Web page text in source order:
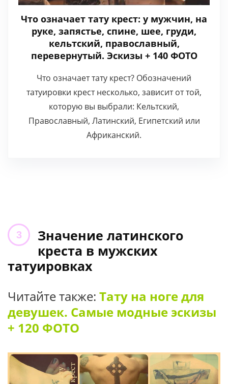
Что означает тату крест: у мужчин, на
руке, запястье, спине, шее, груди,
кельтский, православный,
перевернутый. Эскизы + 140 ФОТО
Что означает тату крест? Обозначений
татуировки крест несколько, зависит от той,
которую вы выбрали: Кельтский,
Православный, Латинский, Египетский или
Африканский.
Значение латинского
креста в мужских
татуировках
Читайте также: Тату на ноге для
девушек. Самые модные эскизы
+ 120 ФОТО